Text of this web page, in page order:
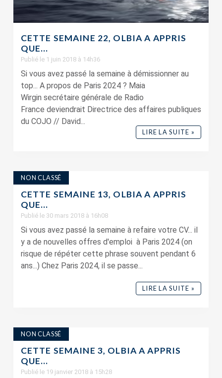
CETTE SEMAINE 22, OLBIA A APPRIS
QUE…
Publié le 1 juin 2018 à 14h36
Si vous avez passé la semaine à démissionner au
top... A propos de Paris 2024 ? Maia
Wirgin secrétaire générale de Radio
France deviendrait Directrice des affaires publiques
du COJO // David...
LIRE LA SUITE »
NON CLASSÉ
CETTE SEMAINE 13, OLBIA A APPRIS
QUE…
Publié le 30 mars 2018 à 16h08
Si vous avez passé la semaine à refaire votre CV... il
y a de nouvelles offres d'emploi à Paris 2024 (on
risque de répéter cette phrase souvent pendant 6
ans...) Chez Paris 2024, il se passe...
LIRE LA SUITE »
NON CLASSÉ
CETTE SEMAINE 3, OLBIA A APPRIS
QUE…
Publié le 19 janvier 2018 à 15h28